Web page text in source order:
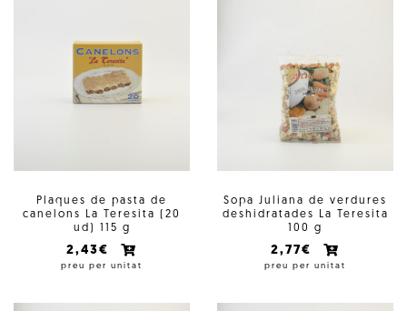
Plaques de pasta de
canelons La Teresita (20
ud) 115 g
2,43€
preu per unitat
Sopa Juliana de verdures
deshidratades La Teresita
100 g
2,77€
preu per unitat